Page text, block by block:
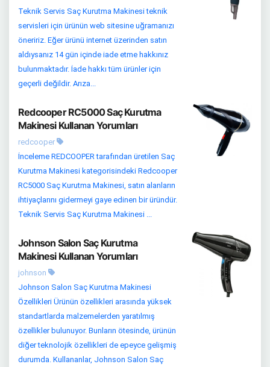
Teknik Servis Saç Kurutma Makinesi teknik
servisleri için ürünün web sitesine uğramanızı
öneririz. Eğer ürünü internet üzerinden satın
aldıysanız 14 gün içinde iade etme hakkınız
bulunmaktadır. İade hakkı tüm ürünler için
geçerli değildir. Arıza...
Redcooper RC5000 Saç Kurutma
Makinesi Kullanan Yorumları
redcooper
İnceleme REDCOOPER tarafından üretilen Saç
Kurutma Makinesi kategorisindeki Redcooper
RC5000 Saç Kurutma Makinesi, satın alanların
ihtiyaçlarını gidermeyi gaye edinen bir üründür.
Teknik Servis Saç Kurutma Makinesi ...
Johnson Salon Saç Kurutma
Makinesi Kullanan Yorumları
johnson
Johnson Salon Saç Kurutma Makinesi
Özellikleri Ürünün özellikleri arasında yüksek
standartlarda malzemelerden yaratılmış
özellikler bulunuyor. Bunların ötesinde, ürünün
diğer teknolojik özellikleri de epeyce gelişmiş
durumda. Kullananlar, Johnson Salon Saç